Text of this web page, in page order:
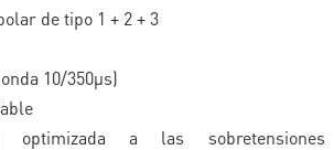
de tipo 1 + 2 + 3
10/350µs)
optimizada a las sobretensiones